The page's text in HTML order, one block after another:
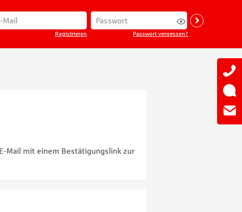
Mail-Adresse Passwort*
Registrieren Passwort vergessen?
Mail mit einem Bestätigungslink zur